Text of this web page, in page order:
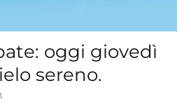
oggi giovedì
sereno.